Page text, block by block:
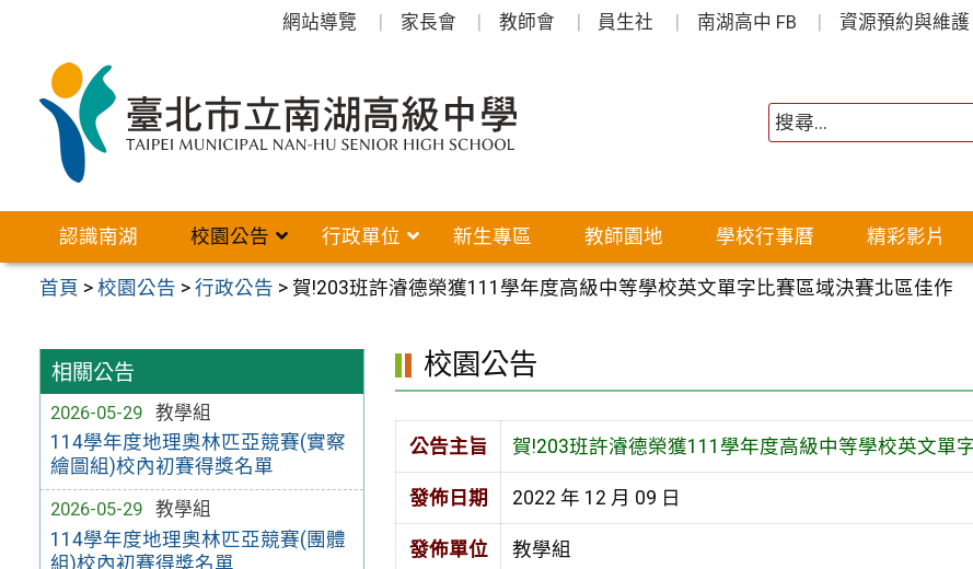
網站導覽 家長會 教師會 員生社 南湖高中 FB 資源預約與維護
認識南湖 校園公告 行政單位 新生專區 教師園地 學校行事曆 精彩影片
首頁 >校園公告 >行政公告 >賀!203班許濬德榮獲111學年度高級中等學校英文單字比賽區域決賽北區佳作
相關公告
2026-05-29
教學組
114學年度地理奧林匹亞競賽(實察
繪圖組)校內初賽得獎名單
2026-05-29
教學組
114學年度地理奧林匹亞競賽(團體
組)校內初賽得獎名單
校園公告
公告主旨 賀!203班許濬德榮獲111學年度高級中等學校英文單
發佈日期 2022 年 12 月 09 日
發佈單位 教學組